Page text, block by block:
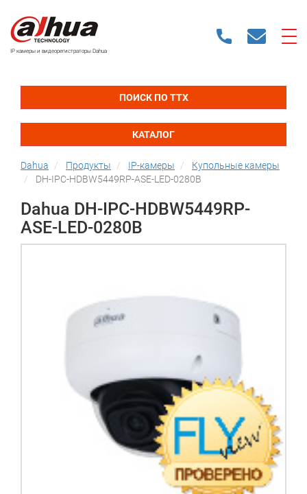
IP камеры и видеорегистраторы Dahua
ПОИСК ПО ТТХ
КАТАЛОГ
Dahua Продукты IP-камеры
Купольные камеры
DH-IPC-HDBW5449RP-ASE-LED-0280B
Dahua DH-IPC-HDBW5449RP-
ASE-LED-0280B